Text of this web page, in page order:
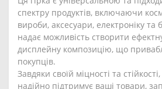
спектру продуктів, включаючи
вироби, аксесуари, електроніку та
надає можливість створити
дисплейну композицію, що
покупців.
Завдяки своїй міцності та
надійно підтримує ваші товари,